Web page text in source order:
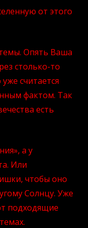
от этого
Опять Ваша
столько-то
считается
фактом. Так
есть
а у
Или
чтобы оно
Солнцу. Уже
подходящие